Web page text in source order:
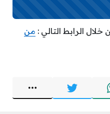
الرابط التالي : من